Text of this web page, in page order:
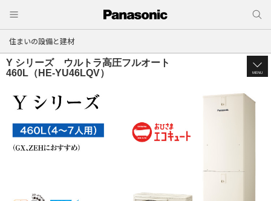
住まいの設備と建材
Y シリーズ ウルトラ高圧フルオート
460L（HE-YU46LQV）
MENU